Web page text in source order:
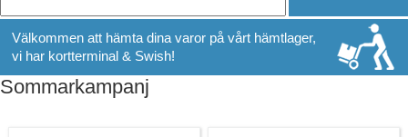
Välkommen att hämta dina varor på vårt hämtlager,
vi har kortterminal & Swish!
Sommarkampanj